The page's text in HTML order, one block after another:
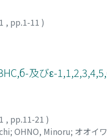
, pp.1-11 )
及びε-
, pp.11-21 )
; OHNO, Minoru; オオイ